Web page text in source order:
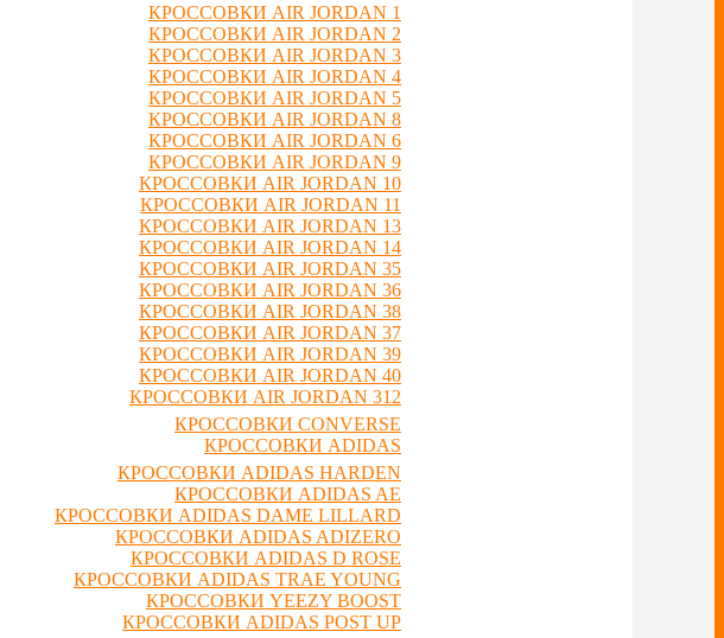
КРОССОВКИ AIR JORDAN 1
КРОССОВКИ AIR JORDAN 2
КРОССОВКИ AIR JORDAN 3
КРОССОВКИ AIR JORDAN 4
КРОССОВКИ AIR JORDAN 5
КРОССОВКИ AIR JORDAN 8
КРОССОВКИ AIR JORDAN 6
КРОССОВКИ AIR JORDAN 9
КРОССОВКИ AIR JORDAN 10
КРОССОВКИ AIR JORDAN 11
КРОССОВКИ AIR JORDAN 13
КРОССОВКИ AIR JORDAN 14
КРОССОВКИ AIR JORDAN 35
КРОССОВКИ AIR JORDAN 36
КРОССОВКИ AIR JORDAN 38
КРОССОВКИ AIR JORDAN 37
КРОССОВКИ AIR JORDAN 39
КРОССОВКИ AIR JORDAN 40
КРОССОВКИ AIR JORDAN 312
КРОССОВКИ CONVERSE
КРОССОВКИ ADIDAS
КРОССОВКИ ADIDAS HARDEN
КРОССОВКИ ADIDAS AE
КРОССОВКИ ADIDAS DAME LILLARD
КРОССОВКИ ADIDAS ADIZERO
КРОССОВКИ ADIDAS D ROSE
КРОССОВКИ ADIDAS TRAE YOUNG
КРОССОВКИ YEEZY BOOST
КРОССОВКИ ADIDAS POST UP